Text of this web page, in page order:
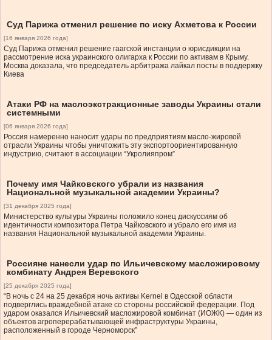
Суд Парижа отменил решение по иску Ахметова к России
[16 января 2026 года]
Суд Парижа отменил решение гаагской инстанции о юрисдикции на
рассмотрение иска украинского олигарха к России по активам в Крыму.
Москва доказала, что председатель арбитража лайкал посты в поддержку
Киева
Атаки РФ на маслоэкстракционные заводы Украины стали
системными
[06 января 2026 года]
Россия намеренно наносит удары по предприятиям масло-жировой
отрасли Украины чтобы уничтожить эту экспортоориентированную
индустрию, считают в ассоциации “Укролияпром”
Почему имя Чайковского убрали из названия
Национальной музыкальной академии Украины?
[31 декабря 2025 года]
Министерство культуры Украины положило конец дискуссиям об
идентичности композитора Петра Чайковского и убрало его имя из
названия Национальной музыкальной академии Украины.
Россияне нанесли удар по Ильичевскому масложировому
комбинату Андрея Веревского
[25 декабря 2025 года]
“В ночь с 24 на 25 декабря ночь активы Kernel в Одесской области
подверглись враждебной атаке со стороны российской федерации. Под
ударом оказался Ильичевский масложировой комбинат (ИОЖК) — один из
объектов агроперерабатывающей инфраструктуры Украины,
расположенный в городе Черноморск”